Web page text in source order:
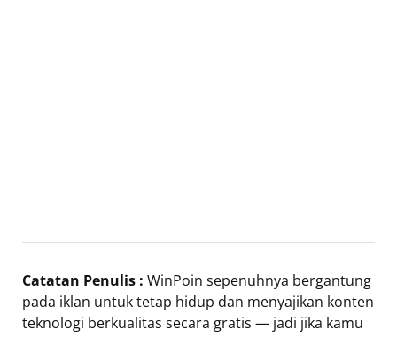
Catatan Penulis : WinPoin sepenuhnya bergantung
pada iklan untuk tetap hidup dan menyajikan konten
teknologi berkualitas secara gratis — jadi jika kamu